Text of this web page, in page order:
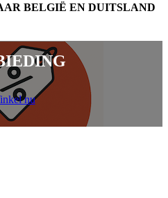
BELGIË EN DUITSLAND
nu